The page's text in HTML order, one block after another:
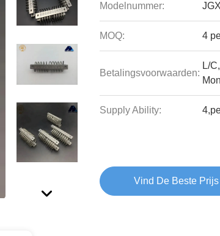
Modelnummer:
MOQ: 4
Betalingsvoorwaarden:
L/
Supply Ability:
Vind De Beste Prijs